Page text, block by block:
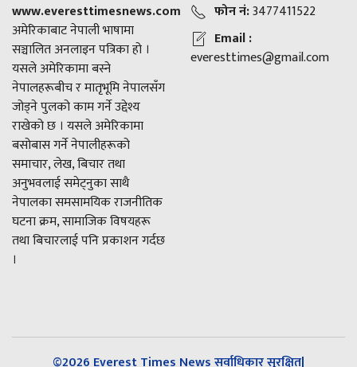
www.everesttimesnews.com
अमेरिकाबाट नेपाली भाषामा
सञ्चालित अनलाइन पत्रिका हो ।
यसले अमेरिकामा बस्ने
नेपालहरूबीच र मातृभूमि नेपालसँग
जोड्ने पुलको काम गर्ने उद्देश्य
राखेको छ । यसले अमेरिकामा
बसोबास गर्ने नेपालीहरूको
समाचार, लेख, बिचार तथा
अनुभवलाई समेट्नुका साथै
नेपालका समसामयिक राजनीतिक
घटना क्रम, सामाजिक विषयहरू
तथा बिचारलाई पनि प्रकाशन गर्दछ
।
फोन नं:3477411522
Email :
everesttimes@gmail.com